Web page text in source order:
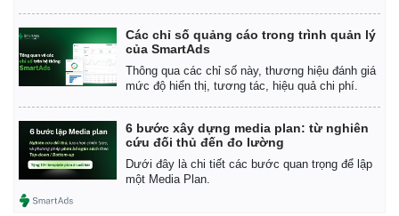
Vụ án
Tư vấn luật
Vũ khí
Việt Nam
Phân tích
Các chỉ số quảng cáo trong trình quản lý
của SmartAds
Thông qua các chỉ số này, thương hiệu đánh giá
mức độ hiển thị, tương tác, hiệu quả chi phí.
6 bước xây dựng media plan: từ nghiên
cứu đối thủ đến đo lường
Dưới đây là chi tiết các bước quan trọng để lập
một Media Plan.